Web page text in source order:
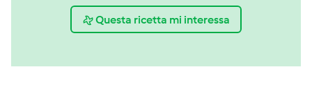
Questa ricetta mi interessa